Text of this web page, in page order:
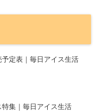
定表｜毎日アイス生活
集｜毎日アイス生活